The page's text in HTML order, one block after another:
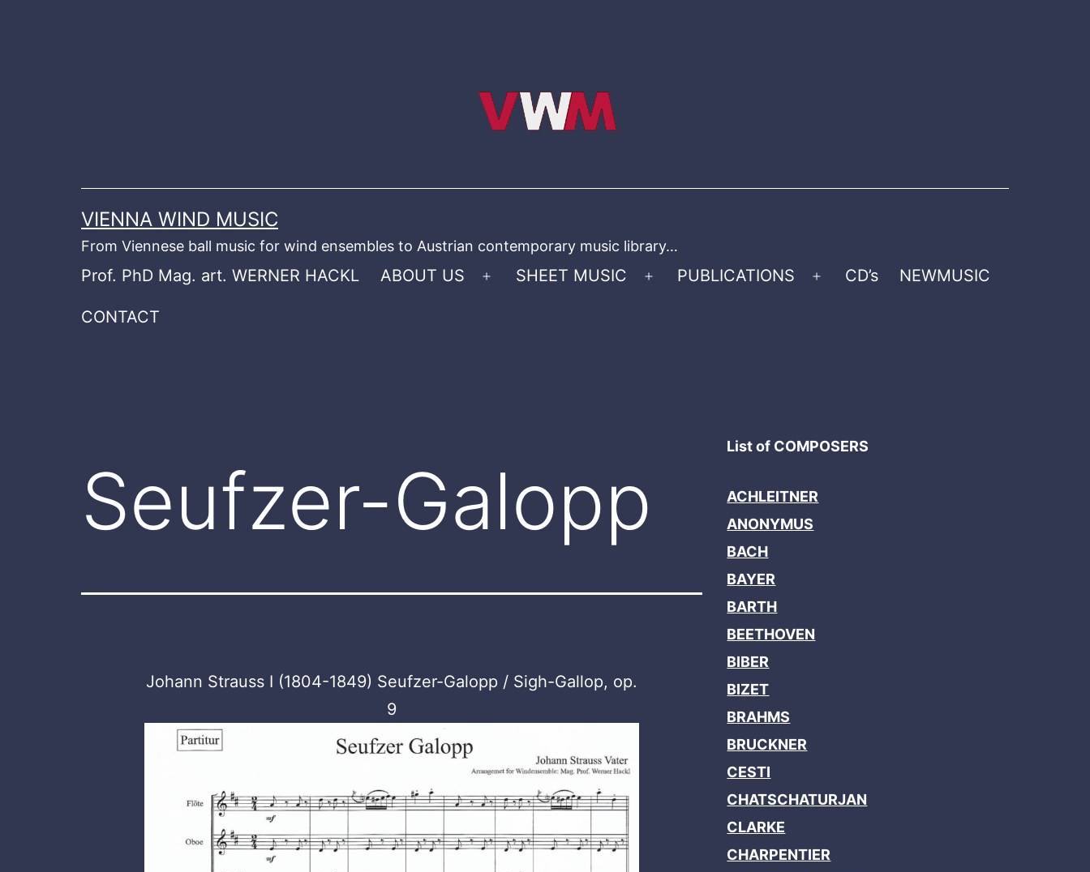
VIENNA WIND MUSIC
From Viennese ball music for wind ensembles to Austrian contemporary music library…
Prof. PhD Mag. art. WERNER HACKL ABOUT US
Open
SHEET MUSIC
Open
PUBLICATIONS
Open
CD’s NEWMUSIC
CONTACT
Seufzer-Galopp
Johann Strauss I (1804-1849) Seufzer-Galopp / Sigh-Gallop, op.
9
List of COMPOSERS
ACHLEITNER
ANONYMUS
BACH
BAYER
BARTH
BEETHOVEN
BIBER
BIZET
BRAHMS
BRUCKNER
CESTI
CHATSCHATURJAN
CLARKE
CHARPENTIER